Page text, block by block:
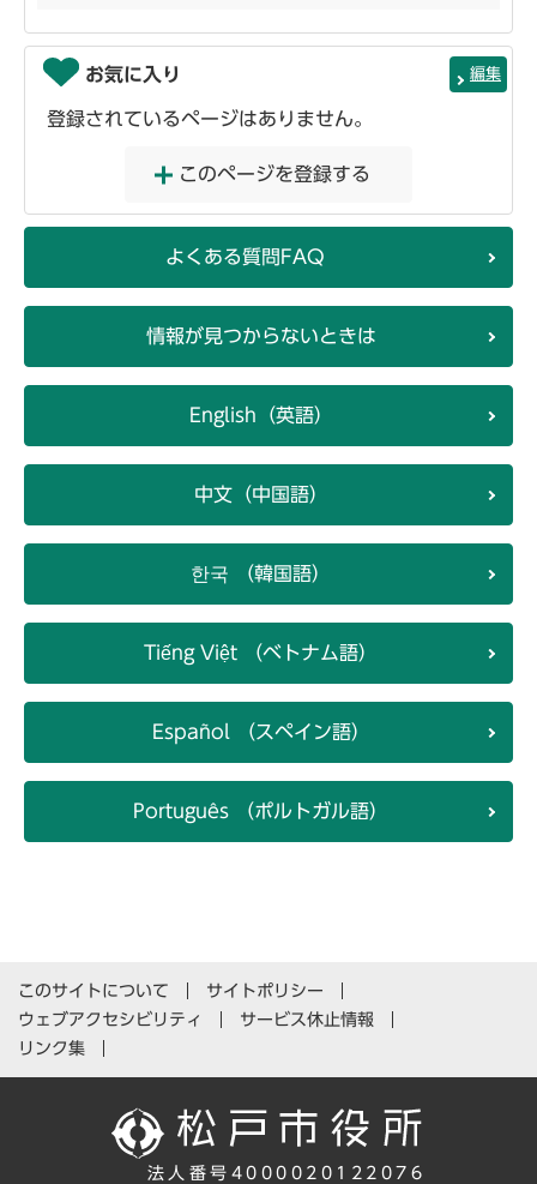
お気に入り 編集
登録されているページはありません。
このページを登録する
よくある質問FAQ
情報が見つからないときは
English（英語）
中文（中国語）
한국 （韓国語）
Tiếng Việt （ベトナム語）
Español （スペイン語）
Português （ポルトガル語）
このサイトについて
サイトポリシー
ウェブアクセシビリティ
サービス休止情報
リンク集
法人番号4000020122076